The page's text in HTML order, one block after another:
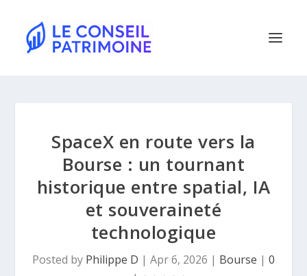
SpaceX en route vers la
Bourse : un tournant
historique entre spatial, IA
et souveraineté
technologique
Posted by Philippe D | Apr 6, 2026 | Bourse | 0